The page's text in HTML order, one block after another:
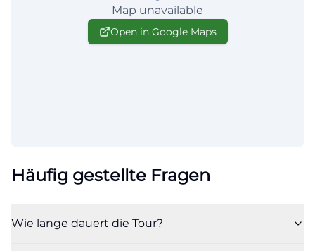
Map unavailable
Open in Google Maps
Häufig gestellte Fragen
Wie lange dauert die Tour?